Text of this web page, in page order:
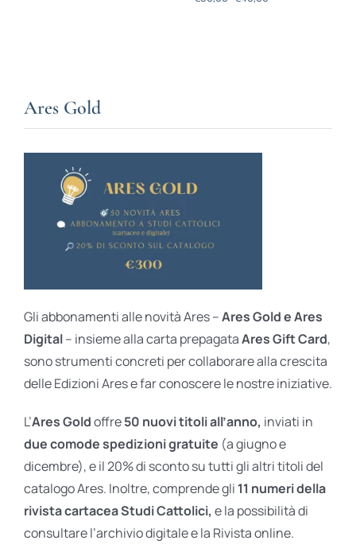
Ares Gold
Gli abbonamenti alle novità Ares –Ares Gold e Ares
Digital– insieme alla carta prepagataAres Gift Card,
sono strumenti concreti per collaborare alla crescita
delle Edizioni Ares e far conoscere le nostre iniziative.
L’Ares Goldoffre50 nuovi titoli all’anno, inviati in
due comode spedizioni gratuite (a giugno e
dicembre), e il 20% di sconto su tutti gli altri titoli del
catalogo Ares. Inoltre, comprende gli 11 numeri della
rivista cartacea Studi Cattolici, e la possibilità di
consultare l’archivio digitale e la Rivista online.